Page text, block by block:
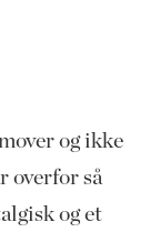
og ikke
overfor så
og et